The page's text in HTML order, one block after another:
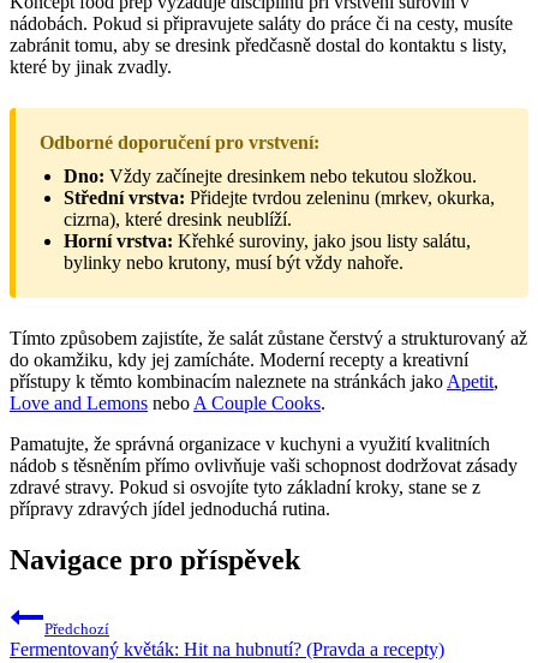
nádobách. Pokud si připravujete saláty do práce či na cesty, musíte
zabránit tomu, aby se dresink předčasně dostal do kontaktu s listy,
které by jinak zvadly.
Odborné doporučení pro vrstvení:
Dno: Vždy začínejte dresinkem nebo tekutou složkou.
Střední vrstva: Přidejte tvrdou zeleninu (mrkev, okurka,
cizrna), které dresink neublíží.
Horní vrstva: Křehké suroviny, jako jsou listy salátu,
bylinky nebo krutony, musí být vždy nahoře.
Tímto způsobem zajistíte, že salát zůstane čerstvý a strukturovaný až
do okamžiku, kdy jej zamícháte. Moderní recepty a kreativní
přístupy k těmto kombinacím naleznete na stránkách jako Apetit,
Love and Lemons nebo A Couple Cooks.
Pamatujte, že správná organizace v kuchyni a využití kvalitních
nádob s těsněním přímo ovlivňuje vaši schopnost dodržovat zásady
zdravé stravy. Pokud si osvojíte tyto základní kroky, stane se z
přípravy zdravých jídel jednoduchá rutina.
Navigace pro příspěvek
Předchozí
Fermentovaný květák: Hit na hubnutí? (Pravda a recepty)